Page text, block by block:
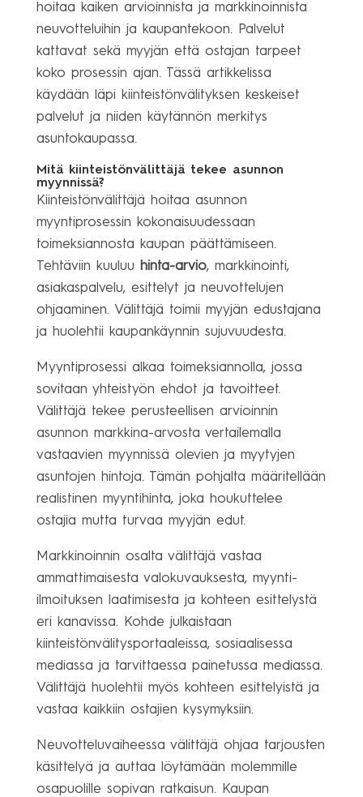
hoitaa kaiken arvioinnista ja markkinoinnista
neuvotteluihin ja kaupantekoon. Palvelut
kattavat sekä myyjän että ostajan tarpeet
koko prosessin ajan. Tässä artikkelissa
käydään läpi kiinteistönvälityksen keskeiset
palvelut ja niiden käytännön merkitys
asuntokaupassa.
Mitä kiinteistönvälittäjä tekee asunnon
myynnissä?
Kiinteistönvälittäjä hoitaa asunnon
myyntiprosessin kokonaisuudessaan
toimeksiannosta kaupan päättämiseen.
Tehtäviin kuuluu hinta-arvio, markkinointi,
asiakaspalvelu, esittelyt ja neuvottelujen
ohjaaminen. Välittäjä toimii myyjän edustajana
ja huolehtii kaupankäynnin sujuvuudesta.
Myyntiprosessi alkaa toimeksiannolla, jossa
sovitaan yhteistyön ehdot ja tavoitteet.
Välittäjä tekee perusteellisen arvioinnin
asunnon markkina-arvosta vertailemalla
vastaavien myynnissä olevien ja myytyjen
asuntojen hintoja. Tämän pohjalta määritellään
realistinen myyntihinta, joka houkuttelee
ostajia mutta turvaa myyjän edut.
Markkinoinnin osalta välittäjä vastaa
ammattimaisesta valokuvauksesta, myynti-
ilmoituksen laatimisesta ja kohteen esittelystä
eri kanavissa. Kohde julkaistaan
kiinteistönvälitysportaaleissa, sosiaalisessa
mediassa ja tarvittaessa painetussa mediassa.
Välittäjä huolehtii myös kohteen esittelyistä ja
vastaa kaikkiin ostajien kysymyksiin.
Neuvotteluvaiheessa välittäjä ohjaa tarjousten
käsittelyä ja auttaa löytämään molemmille
osapuolille sopivan ratkaisun. Kaupan